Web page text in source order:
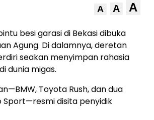
A A A
besi garasi di Bekasi dibuka
Agung. Di dalamnya, deretan
seakan menyimpan rahasia
dunia migas.
Toyota Rush, dan dua
Sport—resmi disita penyidik